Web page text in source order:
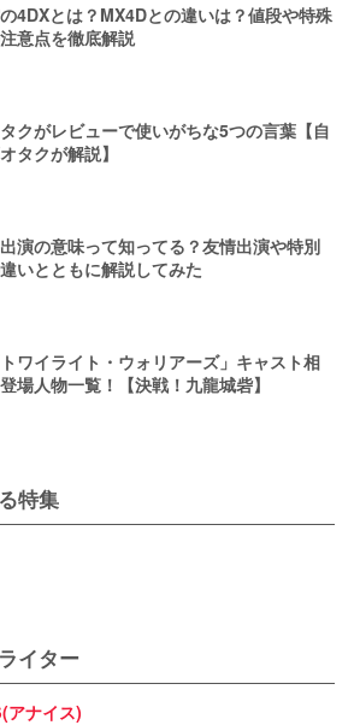
4DXとは？MX4Dとの違いは？値段や特殊
意点を徹底解説
クがレビューで使いがちな5つの言葉【自
タクが解説】
演の意味って知ってる？友情出演や特別
いとともに解説してみた
ワイライト・ウォリアーズ」キャスト相
場人物一覧！【決戦！九龍城砦】
特集
イター
アナイス)